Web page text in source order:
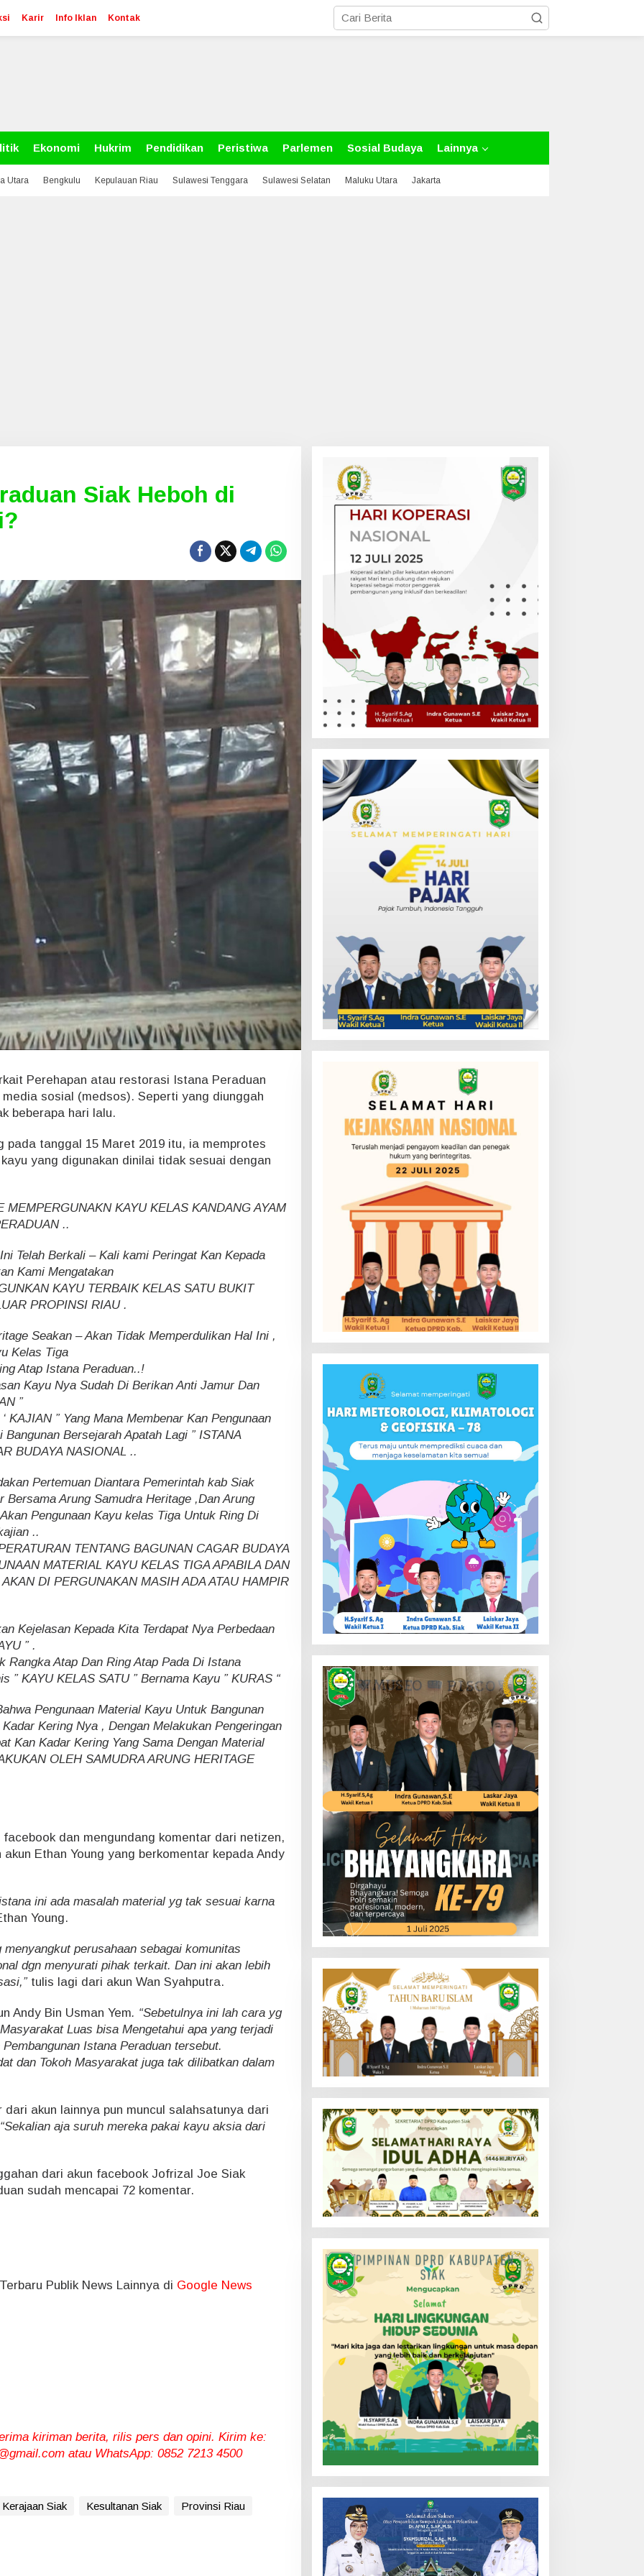
Karir Info Iklan Kontak
Ekonomi Hukrim Pendidikan Peristiwa Parlemen Sosial Budaya Lainnya
Utara Bengkulu Kepulauan Riau Sulawesi Tenggara Sulawesi Selatan Maluku Utara Jakarta
Siak Heboh di
Perehapan atau restorasi Istana Peraduan
sosial (medsos). Seperti yang diunggah
beberapa hari lalu.
pada tanggal 15 Maret 2019 itu, ia memprotes
yang digunakan dinilai tidak sesuai dengan
MEMPERGUNAKN KAYU KELAS KANDANG AYAM
..
Telah Berkali – Kali kami Peringat Kan Kepada
Kami Mengatakan
KAYU TERBAIK KELAS SATU BUKIT
PROPINSI RIAU .
Seakan – Akan Tidak Memperdulikan Hal Ini ,
Kelas Tiga
Atap Istana Peraduan..!
Kayu Nya Sudah Di Berikan Anti Jamur Dan
”
KAJIAN ” Yang Mana Membenar Kan Pengunaan
Bersejarah Apatah Lagi ” ISTANA
BUDAYA NASIONAL ..
Pertemuan Diantara Pemerintah kab Siak
Bersama Arung Samudra Heritage ,Dan Arung
Pengunaan Kayu kelas Tiga Untuk Ring Di
..
TENTANG BAGUNAN CAGAR BUDAYA
MATERIAL KAYU KELAS TIGA APABILA DAN
DI PERGUNAKAN MASIH ADA ATAU HAMPIR
Kejelasan Kepada Kita Terdapat Nya Perbedaan
” .
Rangka Atap Dan Ring Atap Pada Di Istana
” KAYU KELAS SATU ” Bernama Kayu ” KURAS “
Pengunaan Material Kayu Untuk Bangunan
Kering Nya , Dengan Melakukan Pengeringan
Kan Kadar Kering Yang Sama Dengan Material
OLEH SAMUDRA ARUNG HERITAGE
dan mengundang komentar dari netizen,
Ethan Young yang berkomentar kepada Andy
ini ada masalah material yg tak sesuai karna
Young.
perusahaan sebagai komunitas
dgn menyurati pihak terkait. Dan ini akan lebih
tulis lagi dari akun Wan Syahputra.
Andy Bin Usman Yem. “Sebetulnya ini lah cara yg
Luas bisa Mengetahui apa yang terjadi
Istana Peraduan tersebut.
dan Tokoh Masyarakat juga tak dilibatkan dalam
akun lainnya pun muncul salahsatunya dari
“Sekalian aja suruh mereka pakai kayu aksia dari
dari akun facebook Jofrizal Joe Siak
sudah mencapai 72 komentar.
Publik News Lainnya di Google News
kiriman berita, rilis pers dan opini. Kirim ke:
atau WhatsApp: 0852 7213 4500
Kerajaan Siak Kesultanan Siak
Provinsi Riau